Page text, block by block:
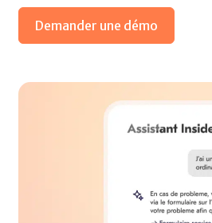
Demander une démo